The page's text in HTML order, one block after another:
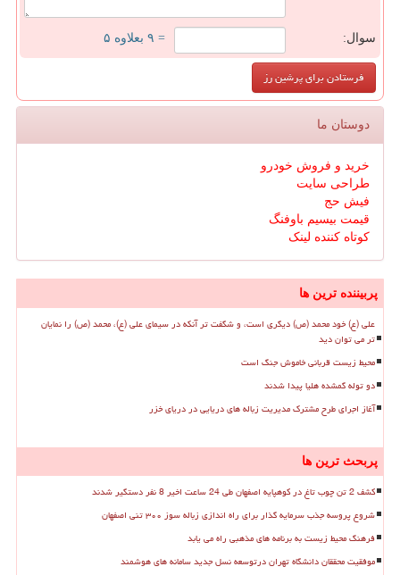
سوال: = ۹ بعلاوه ۵
دوستان ما
خرید و فروش خودرو
طراحی سایت
فیش حج
قیمت بیسیم باوفنگ
کوتاه کننده لینک
پربیننده ترین ها
علی (ع) خود محمد (ص) دیگری است، و شگفت تر آنکه در سیمای علی (ع)، محمد (ص) را نمایان
تر می توان دید
محیط زیست قربانی خاموش جنگ است
دو توله گمشده هلیا پیدا شدند
آغاز اجرای طرح مشترک مدیریت زباله های دریایی در دریای خزر
پربحث ترین ها
کشف 2 تن چوب تاغ در کوهپایه اصفهان طی 24 ساعت اخیر 8 نفر دستگیر شدند
شروع پروسه جذب سرمایه گذار برای راه اندازی زباله سوز ۳۰۰ تنی اصفهان
فرهنگ محیط زیست به برنامه های مذهبی راه می یابد
موفقیت محققان دانشگاه تهران درتوسعه نسل جدید سامانه های هوشمند